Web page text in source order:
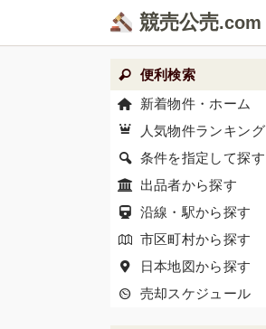
競売公売
便利検索
新着物件・ホーム
人気物件ランキング
条件を指定して探す
出品者から探す
沿線・駅から探す
市区町村から探す
日本地図から探す
売却スケジュール